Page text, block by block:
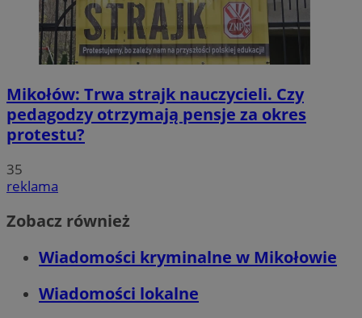
Mikołów: Trwa strajk nauczycieli. Czy
pedagodzy otrzymają pensje za okres
protestu?
35
reklama
Zobacz również
Wiadomości kryminalne w Mikołowie
Wiadomości lokalne